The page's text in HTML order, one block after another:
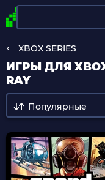
XBOX SERIES
ИГРЫ ДЛЯ
RAY
Популярные